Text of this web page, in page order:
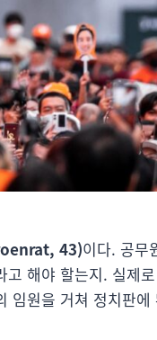
43)이다. 공무
해야 할는지. 실제
임원을 거쳐 정치판에